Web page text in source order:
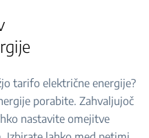
tarifo električne energije?
porabite. Zahvaljujoč
nastavite omejitve